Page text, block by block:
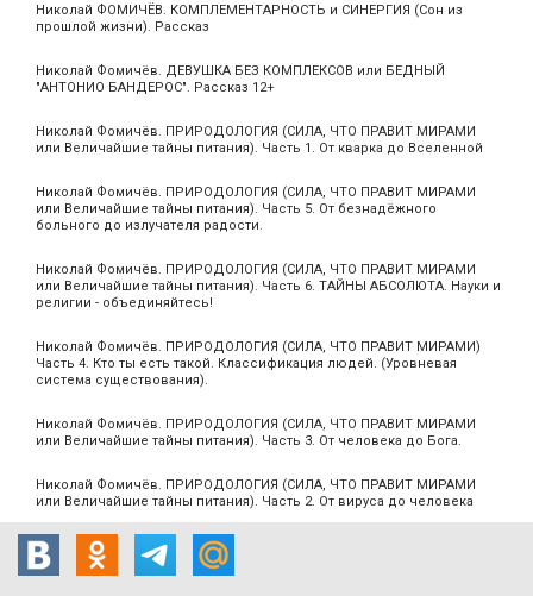
Николай ФОМИЧЁВ. КОМПЛЕМЕНТАРНОСТЬ и СИНЕРГИЯ (Сон из
прошлой жизни). Рассказ
Николай Фомичёв. ДЕВУШКА БЕЗ КОМПЛЕКСОВ или БЕДНЫЙ
"АНТОНИО БАНДЕРОС". Рассказ 12+
Николай Фомичёв. ПРИРОДОЛОГИЯ (СИЛА, ЧТО ПРАВИТ МИРАМИ
или Величайшие тайны питания). Часть 1. От кварка до Вселенной
Николай Фомичёв. ПРИРОДОЛОГИЯ (СИЛА, ЧТО ПРАВИТ МИРАМИ
или Величайшие тайны питания). Часть 5. От безнадёжного
больного до излучателя радости.
Николай Фомичёв. ПРИРОДОЛОГИЯ (СИЛА, ЧТО ПРАВИТ МИРАМИ
или Величайшие тайны питания). Часть 6. ТАЙНЫ АБСОЛЮТА. Науки и
религии - объединяйтесь!
Николай Фомичёв. ПРИРОДОЛОГИЯ (СИЛА, ЧТО ПРАВИТ МИРАМИ)
Часть 4. Кто ты есть такой. Классификация людей. (Уровневая
система существования).
Николай Фомичёв. ПРИРОДОЛОГИЯ (СИЛА, ЧТО ПРАВИТ МИРАМИ
или Величайшие тайны питания). Часть 3. От человека до Бога.
Николай Фомичёв. ПРИРОДОЛОГИЯ (СИЛА, ЧТО ПРАВИТ МИРАМИ
или Величайшие тайны питания). Часть 2. От вируса до человека